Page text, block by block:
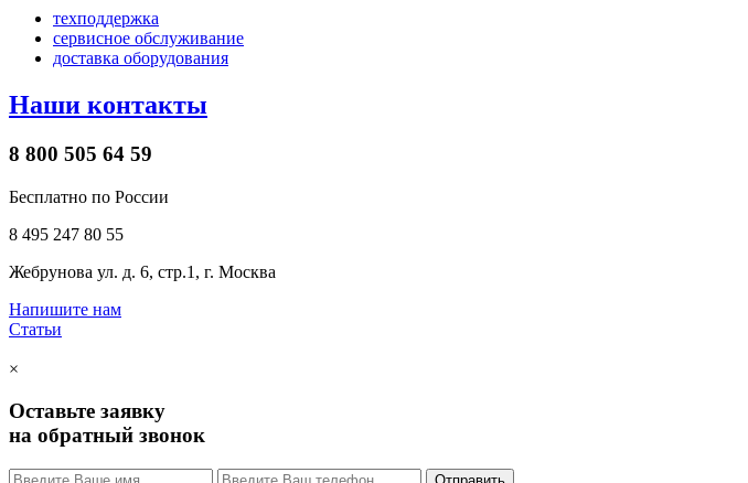
техподдержка
сервисное обслуживание
доставка оборудования
Наши контакты
8 800 505 64 59
Бесплатно по России
8 495 247 80 55
Жебрунова ул. д. 6, стр.1, г. Москва
Напишите нам
Статьи
×
Оставьте заявку
на обратный звонок